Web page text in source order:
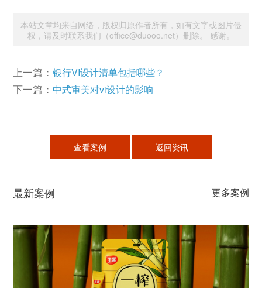
本站文章均来自网络，版权归原作者所有，如有文字或图片侵
权，请及时联系我们（office@duooo.net）删除。 感谢。
上一篇：银行VI设计清单包括哪些？
下一篇： 中式审美对vi设计的影响
查看案例 返回资讯
最新案例 更多案例